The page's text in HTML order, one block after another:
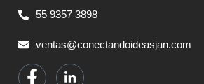
55 9357 3898
ventas@conectandoideasjan.com